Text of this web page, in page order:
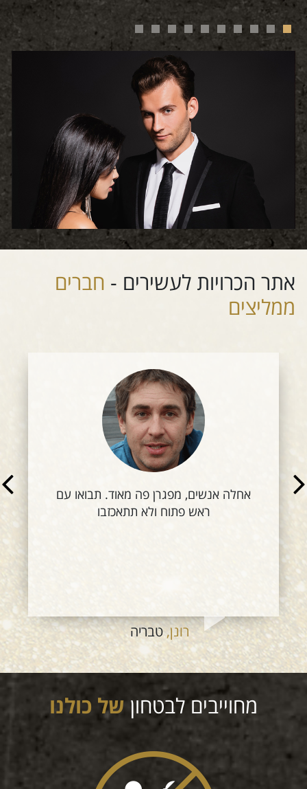
אתר הכרויות לעשירים - חברים
ממליצים
אחלה אנשים, מפגרן פה מאוד. תבואו עם
ראש פתוח ולא תתאכזבו
רונן,טבריה
מחוייבים לבטחון של כולנו